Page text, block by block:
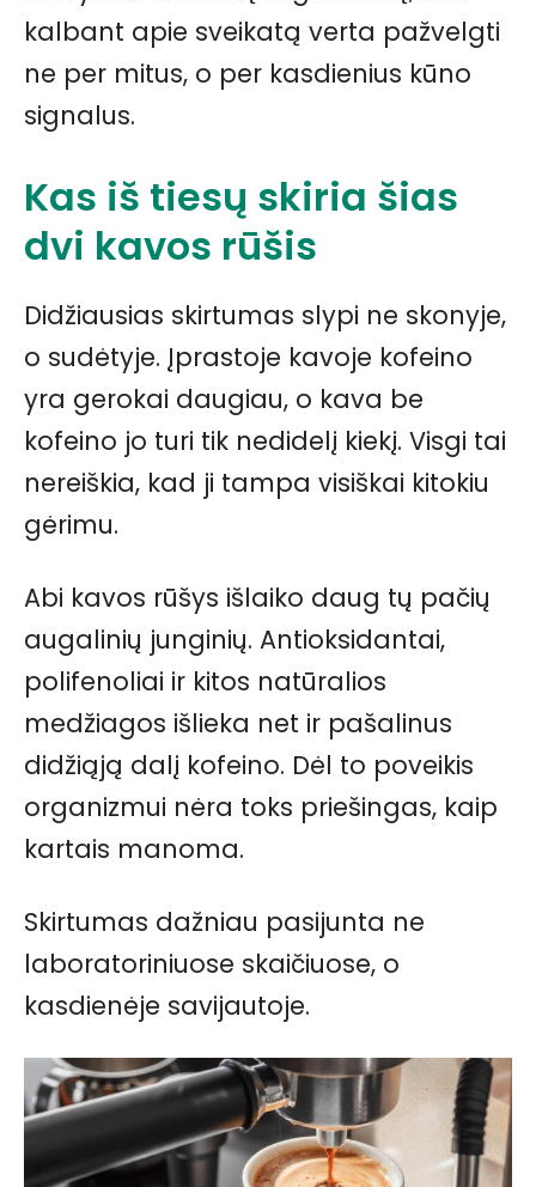
kalbant apie sveikatą verta pažvelgti
ne per mitus, o per kasdienius kūno
signalus.
Kas iš tiesų skiria šias
dvi kavos rūšis
Didžiausias skirtumas slypi ne skonyje,
o sudėtyje. Įprastoje kavoje kofeino
yra gerokai daugiau, o kava be
kofeino jo turi tik nedidelį kiekį. Visgi tai
nereiškia, kad ji tampa visiškai kitokiu
gėrimu.
Abi kavos rūšys išlaiko daug tų pačių
augalinių junginių. Antioksidantai,
polifenoliai ir kitos natūralios
medžiagos išlieka net ir pašalinus
didžiąją dalį kofeino. Dėl to poveikis
organizmui nėra toks priešingas, kaip
kartais manoma.
Skirtumas dažniau pasijunta ne
laboratoriniuose skaičiuose, o
kasdienėje savijautoje.